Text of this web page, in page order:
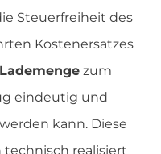
Steuerfreiheit des
Kostenersatzes
zum
eindeutig und
werden kann. Diese
realisiert